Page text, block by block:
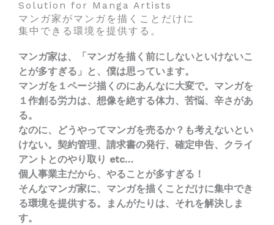
Solution for Manga Artists
マンガ家がマンガを描くことだけに
集中できる環境を提供する。
マンガ家は、「マンガを描く前にしないといけないこ
とが多すぎる」と、僕は思っています。
マンガを１ページ描くのにあんなに大変で。マンガを
１作創る労力は、想像を絶する体力、苦悩、辛さがあ
る。
なのに、どうやってマンガを売るか？も考えないとい
けない。契約管理、請求書の発行、確定申告、クライ
アントとのやり取り etc…
個人事業主だから、やることが多すぎる！
そんなマンガ家に、マンガを描くことだけに集中でき
る環境を提供する。まんがたりは、それを解決しま
す。